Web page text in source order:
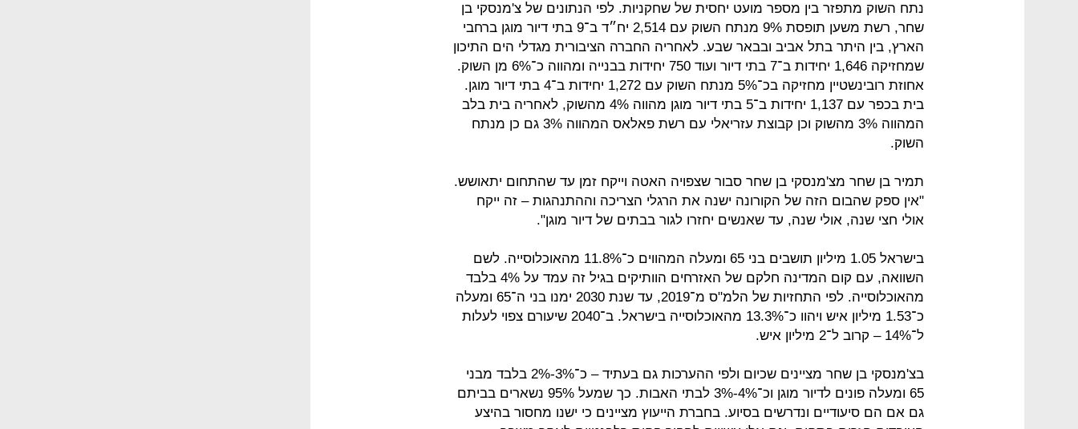
נתח השוק מתפזר בין מספר מועט יחסית של שחקניות. לפי הנתונים של צ'מנסקי בן
שחר, רשת משען תופסת 9% מנתח השוק עם 2,514 יח״ד ב־9 בתי דיור מוגן ברחבי
הארץ, בין היתר בתל אביב ובבאר שבע. לאחריה החברה הציבורית מגדלי הים התיכון
שמחזיקה 1,646 יחידות ב־7 בתי דיור ועוד 750 יחידות בבנייה ומהווה כ־6% מן השוק.
אחוזת רובינשטיין מחזיקה בכ־5% מנתח השוק עם 1,272 יחידות ב־4 בתי דיור מוגן.
בית בכפר עם 1,137 יחידות ב־5 בתי דיור מוגן מהווה 4% מהשוק, לאחריה בית בלב
המהווה 3% מהשוק וכן קבוצת עזריאלי עם רשת פאלאס המהווה 3% גם כן מנתח
השוק.
תמיר בן שחר מצ'מנסקי בן שחר סבור שצפויה האטה וייקח זמן עד שהתחום יתאושש.
"אין ספק שהבום הזה של הקורונה ישנה את הרגלי הצריכה וההתנהגות – זה ייקח
אולי חצי שנה, אולי שנה, עד שאנשים יחזרו לגור בבתים של דיור מוגן".
בישראל 1.05 מיליון תושבים בני 65 ומעלה המהווים כ־11.8% מהאוכלוסייה. לשם
השוואה, עם קום המדינה חלקם של האזרחים הוותיקים בגיל זה עמד על 4% בלבד
מהאוכלוסייה. לפי התחזיות של הלמ"ס מ־2019, עד שנת 2030 ימנו בני ה־65 ומעלה
כ־1.53 מיליון איש ויהוו כ־13.3% מהאוכלוסייה בישראל. ב־2040 שיעורם צפוי לעלות
ל־14% – קרוב ל־2 מיליון איש.
בצ'מנסקי בן שחר מציינים שכיום ולפי ההערכות גם בעתיד – כ־3%-2% בלבד מבני
65 ומעלה פונים לדיור מוגן וכ־4%-3% לבתי האבות. כך שמעל 95% נשארים בביתם
גם אם הם סיעודיים ונדרשים בסיוע. בחברת הייעוץ מציינים כי ישנו מחסור בהיצע